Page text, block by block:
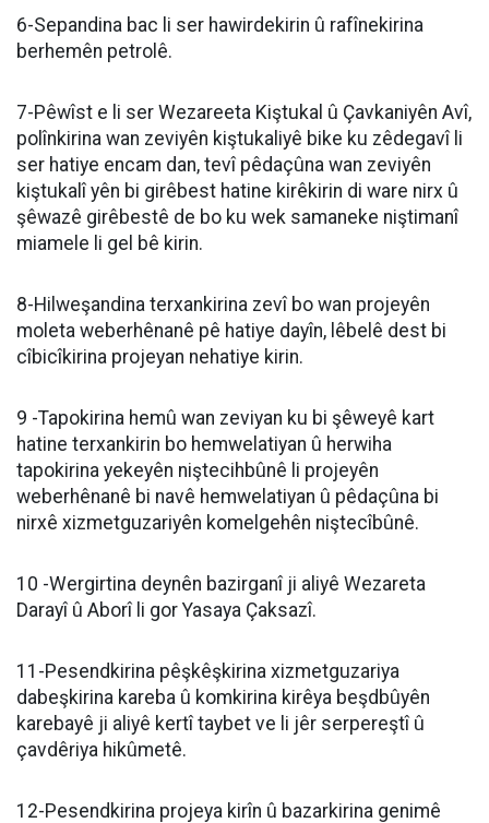
6-Sepandina bac li ser hawirdekirin û rafînekirina
berhemên petrolê.
7-Pêwîst e li ser Wezareeta Kiştukal û Çavkaniyên Avî,
polînkirina wan zeviyên kiştukaliyê bike ku zêdegavî li
ser hatiye encam dan, tevî pêdaçûna wan zeviyên
kiştukalî yên bi girêbest hatine kirêkirin di ware nirx û
şêwazê girêbestê de bo ku wek samaneke niştimanî
miamele li gel bê kirin.
8-Hilweşandina terxankirina zevî bo wan projeyên
moleta weberhênanê pê hatiye dayîn, lêbelê dest bi
cîbicîkirina projeyan nehatiye kirin.
9 -Tapokirina hemû wan zeviyan ku bi şêweyê kart
hatine terxankirin bo hemwelatiyan û herwiha
tapokirina yekeyên niştecihbûnê li projeyên
weberhênanê bi navê hemwelatiyan û pêdaçûna bi
nirxê xizmetguzariyên komelgehên niştecîbûnê.
10 -Wergirtina deynên bazirganî ji aliyê Wezareta
Darayî û Aborî li gor Yasaya Çaksazî.
11-Pesendkirina pêşkêşkirina xizmetguzariya
dabeşkirina kareba û komkirina kirêya beşdbûyên
karebayê ji aliyê kertî taybet ve li jêr serpereştî û
çavdêriya hikûmetê.
12-Pesendkirina projeya kirîn û bazarkirina genimê